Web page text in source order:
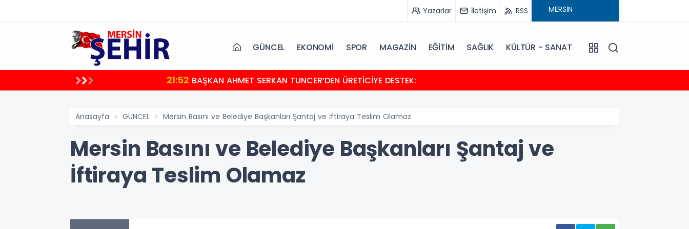
Yazarlar İletişim RSS
GÜNCEL EKONOMİ SPOR MAGAZİN EĞİTİM SAĞLIK KÜLTÜR - SANAT
21:52 BAŞKAN AHMET SERKAN TUNCER’DEN ÜRETİCİYE DESTEK:
Anasayfa GÜNCEL Mersin Basını ve Belediye Başkanları Şantaj ve İftiraya Teslim Olamaz
Mersin Basını ve Belediye Başkanları Şantaj ve
İftiraya Teslim Olamaz